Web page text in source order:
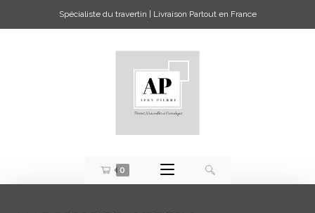
Spécialiste du travertin | Livraison Partout en France
0